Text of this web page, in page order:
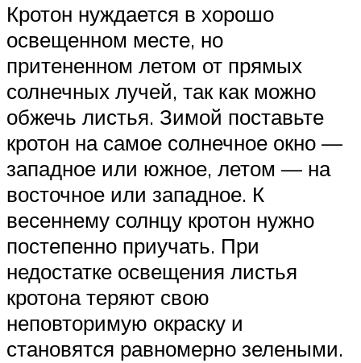
Кротон нуждается в хорошо
освещенном месте, но
притененном летом от прямых
солнечных лучей, так как можно
обжечь листья. Зимой поставьте
кротон на самое солнечное окно —
западное или южное, летом — на
восточное или западное. К
весеннему солнцу кротон нужно
постепенно приучать. При
недостатке освещения листья
кротона теряют свою
неповторимую окраску и
становятся равномерно зелеными.